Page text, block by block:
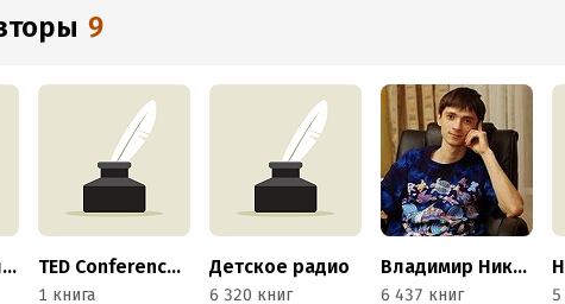
9
Авторский коллектив «Буферная бухта» TED Conferences LLC
1 книга
Детское радио
6 320 книг
Владимир Никонов
6 437 книг